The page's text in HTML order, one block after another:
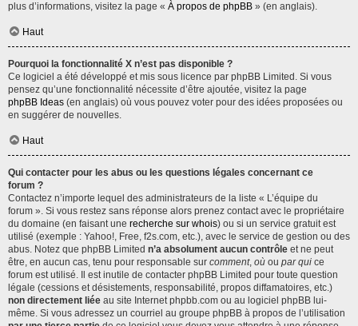
plus d’informations, visitez la page « À propos de phpBB » (en anglais).
Haut
Pourquoi la fonctionnalité X n’est pas disponible ?
Ce logiciel a été développé et mis sous licence par phpBB Limited. Si vous
pensez qu’une fonctionnalité nécessite d’être ajoutée, visitez la page
phpBB Ideas (en anglais) où vous pouvez voter pour des idées proposées ou
en suggérer de nouvelles.
Haut
Qui contacter pour les abus ou les questions légales concernant ce
forum ?
Contactez n’importe lequel des administrateurs de la liste « L’équipe du
forum ». Si vous restez sans réponse alors prenez contact avec le propriétaire
du domaine (en faisant une recherche sur whois) ou si un service gratuit est
utilisé (exemple : Yahoo!, Free, f2s.com, etc.), avec le service de gestion ou des
abus. Notez que phpBB Limited n’a absolument aucun contrôle et ne peut
être, en aucun cas, tenu pour responsable sur comment, où ou par qui ce
forum est utilisé. Il est inutile de contacter phpBB Limited pour toute question
légale (cessions et désistements, responsabilité, propos diffamatoires, etc.)
non directement liée au site Internet phpbb.com ou au logiciel phpBB lui-
même. Si vous adressez un courriel au groupe phpBB à propos de l’utilisation